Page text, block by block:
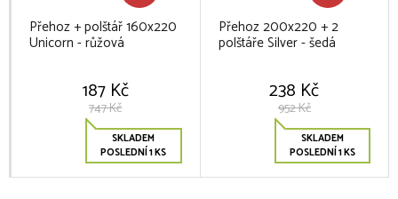
Přehoz + polštář 160x220
Unicorn - růžová
187 Kč
747 Kč
SKLADEM
POSLEDNÍ 1 KS
Přehoz 200x220 + 2
polštáře Silver - šedá
238 Kč
952 Kč
SKLADEM
POSLEDNÍ 1 KS